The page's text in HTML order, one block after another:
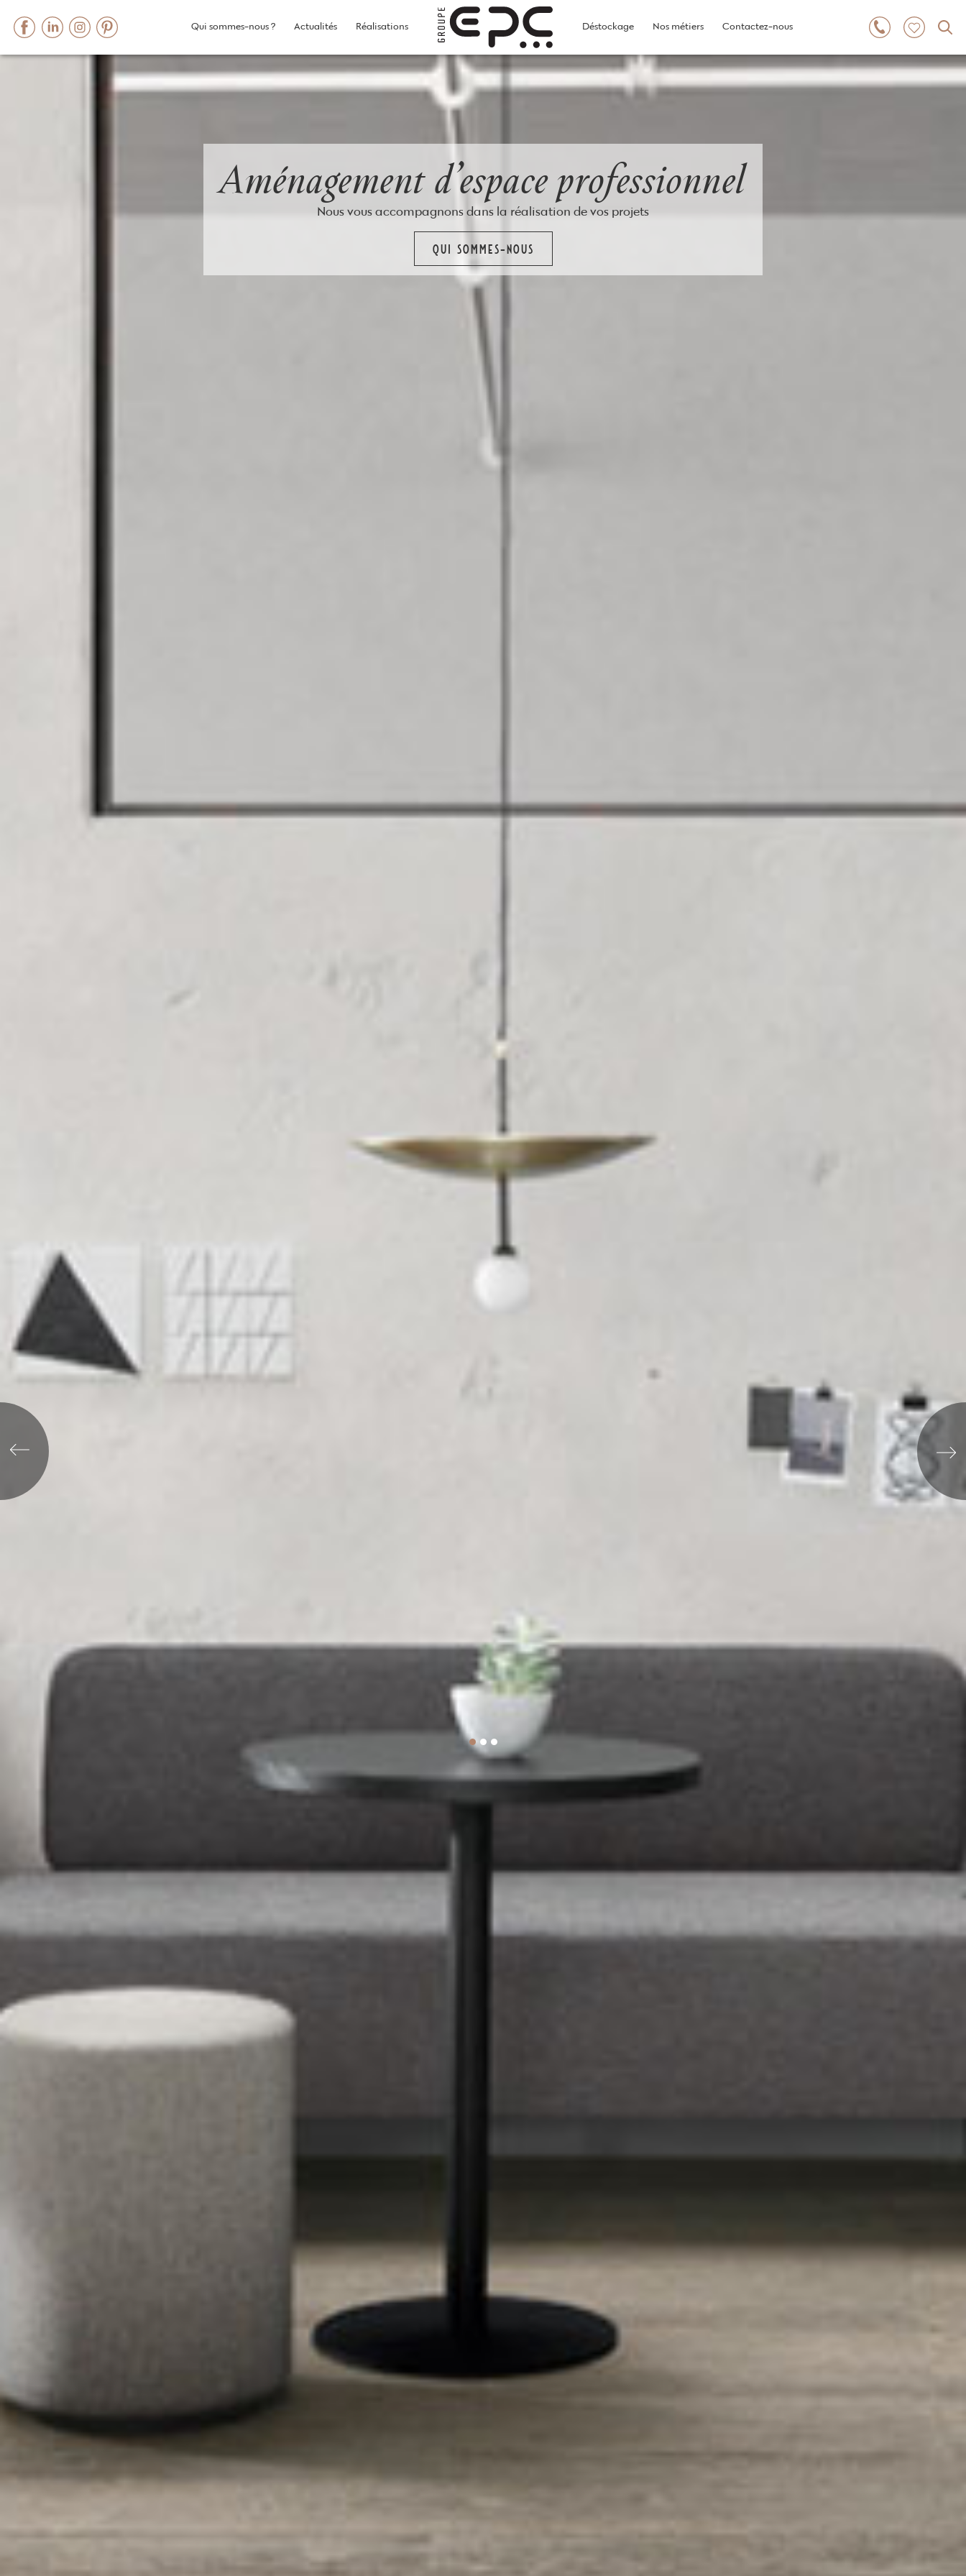
to
Qui sommes-nous ? Actualités Réalisations
Home
Déstockage Nos métiers Contactez-nous
Aménagement d’espace professionnel
Nous vous accompagnons dans la réalisation de vos projets
QUI SOMMES-NOUS